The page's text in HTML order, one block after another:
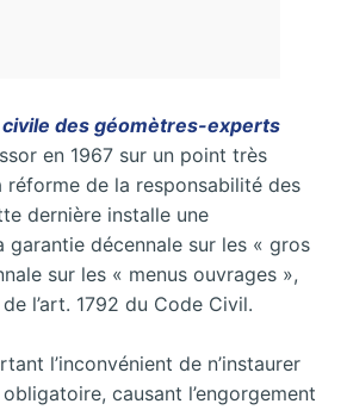
des géomètres-experts
en 1967 sur un point très
réforme de la responsabilité des
dernière installe une
garantie décennale sur les « gros
sur les « menus ouvrages »,
l’art. 1792 du Code Civil.
l’inconvénient de n’instaurer
causant l’engorgement